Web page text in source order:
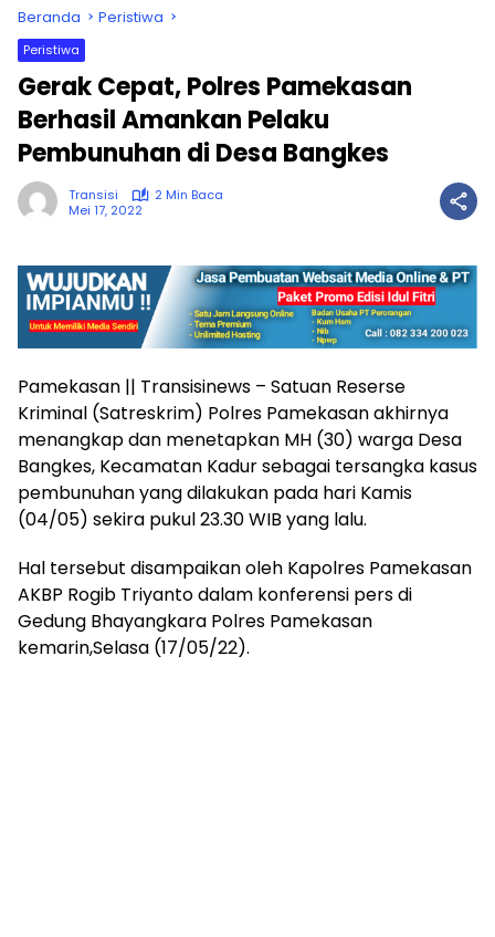
Beranda Peristiwa
Peristiwa
Gerak Cepat, Polres Pamekasan
Berhasil Amankan Pelaku
Pembunuhan di Desa Bangkes
Transisi
2 Min Baca
Mei 17, 2022
Pamekasan || Transisinews – Satuan Reserse
Kriminal (Satreskrim) Polres Pamekasan akhirnya
menangkap dan menetapkan MH (30) warga Desa
Bangkes, Kecamatan Kadur sebagai tersangka kasus
pembunuhan yang dilakukan pada hari Kamis
(04/05) sekira pukul 23.30 WIB yang lalu.
Hal tersebut disampaikan oleh Kapolres Pamekasan
AKBP Rogib Triyanto dalam konferensi pers di
Gedung Bhayangkara Polres Pamekasan
kemarin,Selasa (17/05/22).